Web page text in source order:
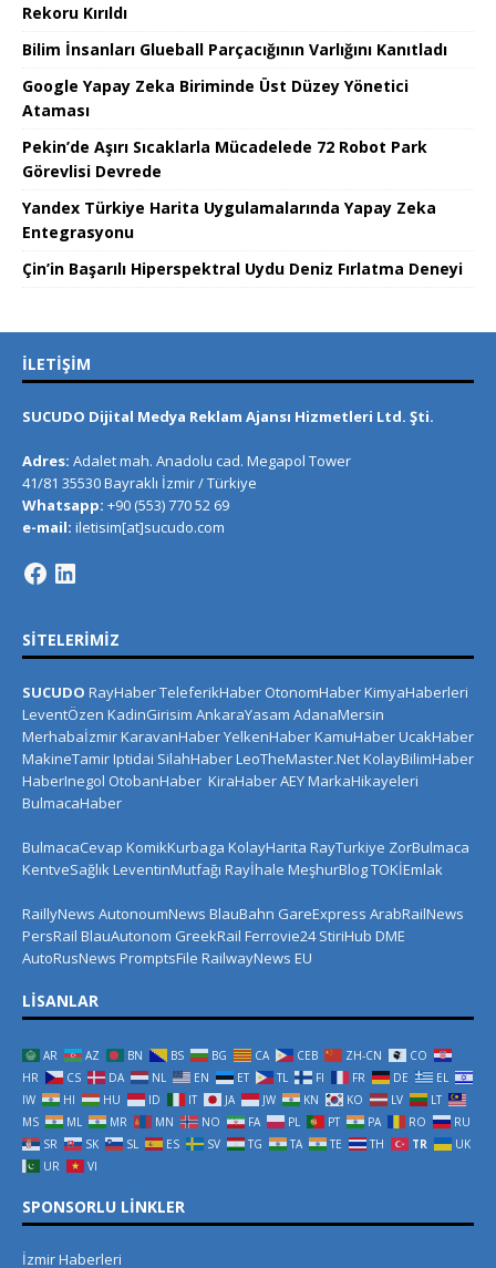
Rekoru Kırıldı
Bilim İnsanları Glueball Parçacığının Varlığını Kanıtladı
Google Yapay Zeka Biriminde Üst Düzey Yönetici
Ataması
Pekin’de Aşırı Sıcaklarla Mücadelede 72 Robot Park
Görevlisi Devrede
Yandex Türkiye Harita Uygulamalarında Yapay Zeka
Entegrasyonu
Çin’in Başarılı Hiperspektral Uydu Deniz Fırlatma Deneyi
İLETIŞIM
SUCUDO Dijital Medya Reklam Ajansı Hizmetleri Ltd. Şti.
Adres: Adalet mah. Anadolu cad. Megapol Tower
41/81 35530 Bayraklı İzmir / Türkiye
Whatsapp: +90 (553) 770 52 69
e-mail: iletisim[at]sucudo.com
SITELERIMIZ
SUCUDO RayHaberTeleferikHaber OtonomHaberKimyaHaberleri
LeventÖzen KadinGirisim AnkaraYasam AdanaMersin
MerhabaİzmirKaravanHaberYelkenHaberKamuHaberUcakHaber
MakineTamirIptidai SilahHaberLeoTheMaster.NetKolayBilimHaber
HaberInegol OtobanHaber KiraHaberAEYMarkaHikayeleri
BulmacaHaber
BulmacaCevap KomikKurbaga KolayHarita RayTurkiye ZorBulmaca
KentveSağlıkLeventinMutfağı Rayİhale MeşhurBlogTOKİEmlak
RaillyNews AutonoumNews BlauBahn GareExpress ArabRailNews
PersRail BlauAutonom GreekRail Ferrovie24 StiriHub DME
AutoRusNews PromptsFile RailwayNews EU
LISANLAR
AR AZ BN BS BG CA CEB ZH-CN
CO
HR
CS DA NL EN ET TL FI FR DE
EL
IW
HI HU ID IT JA JW KN KO LV
LT
MS
ML MR MN NO FA PL PT PA RO
RU
SR
SK SL ES SV TG TA TE TH TR
UK
UR
VI
SPONSORLU LINKLER
İzmir Haberleri